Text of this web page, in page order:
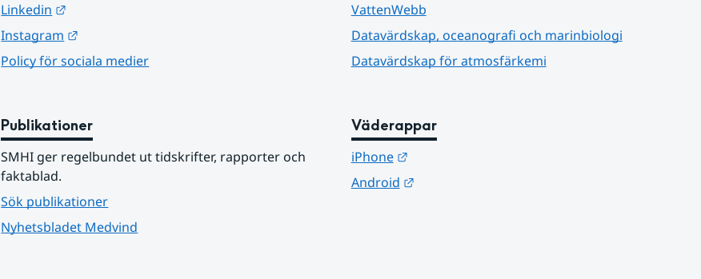
Linkedin
Instagram
Policy för sociala medier
VattenWebb
Datavärdskap, oceanografi och marinbiologi
Datavärdskap för atmosfärkemi
Publikationer
SMHI ger regelbundet ut tidskrifter, rapporter och
faktablad.
Sök publikationer
Nyhetsbladet Medvind
Väderappar
iPhone
Länk till annan webbplats.
Android
Länk till annan webbplats.